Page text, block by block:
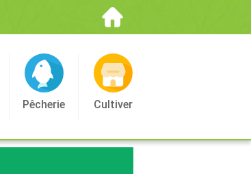
Pêcherie Cultiver